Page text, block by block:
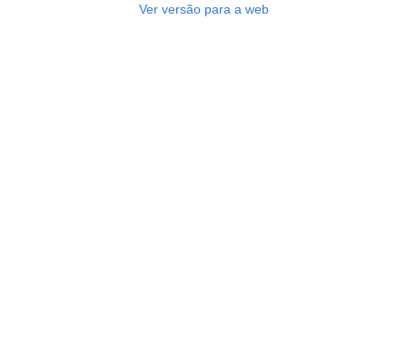
Ver versão para a web